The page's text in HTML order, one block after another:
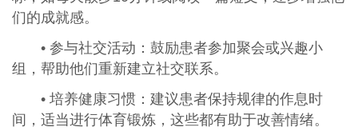
们的成就感。
• 参与社交活动：鼓励患者参加聚会或兴趣小
组，帮助他们重新建立社交联系。
• 培养健康习惯：建议患者保持规律的作息时
间，适当进行体育锻炼，这些都有助于改善情绪。